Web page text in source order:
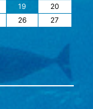
19
20
26
27